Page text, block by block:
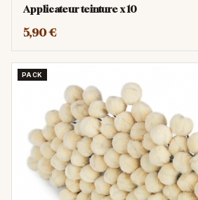
Applicateur teinture x 10
5,90 €
PACK